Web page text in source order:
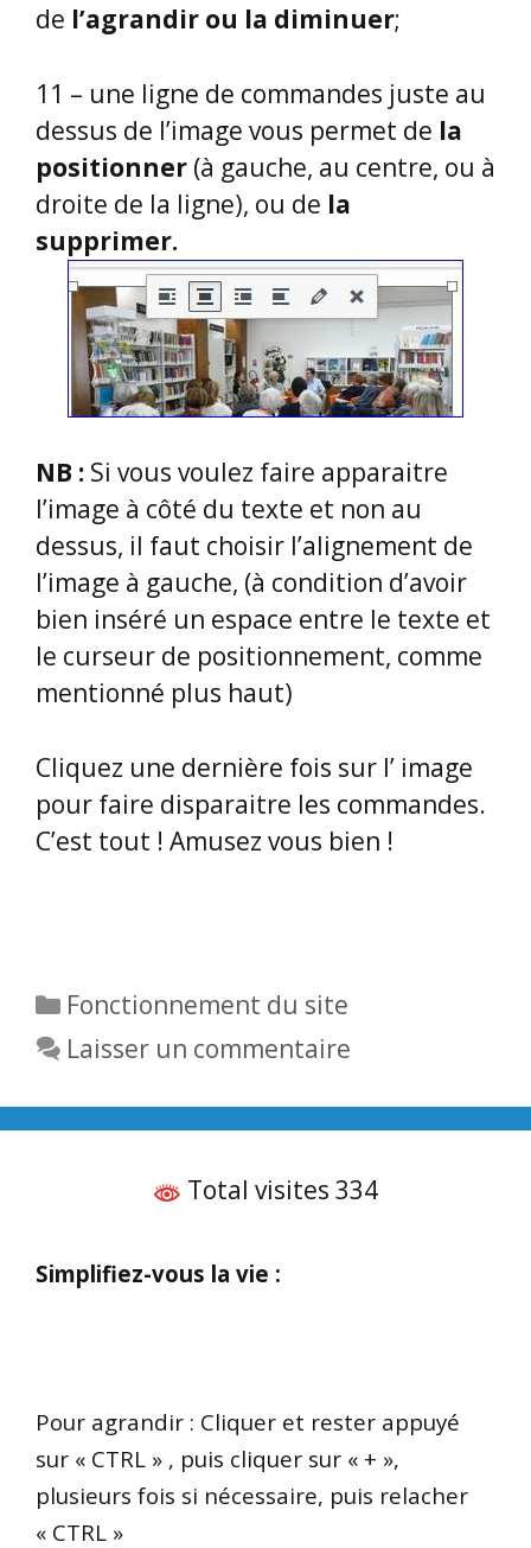
de l’agrandir ou la diminuer;
11 – une ligne de commandes juste au
dessus de l’image vous permet de la
positionner (à gauche, au centre, ou à
droite de la ligne), ou de la
supprimer.
NB : Si vous voulez faire apparaitre
l’image à côté du texte et non au
dessus, il faut choisir l’alignement de
l’image à gauche, (à condition d’avoir
bien inséré un espace entre le texte et
le curseur de positionnement, comme
mentionné plus haut)
Cliquez une dernière fois sur l’ image
pour faire disparaitre les commandes.
C’est tout ! Amusez vous bien !
Catégories
Fonctionnement du site
Laisser un commentaire
Total visites 334
Simplifiez-vous la vie :
Pour agrandir : Cliquer et rester appuyé
sur « CTRL » , puis cliquer sur « + »,
plusieurs fois si nécessaire, puis relacher
« CTRL »